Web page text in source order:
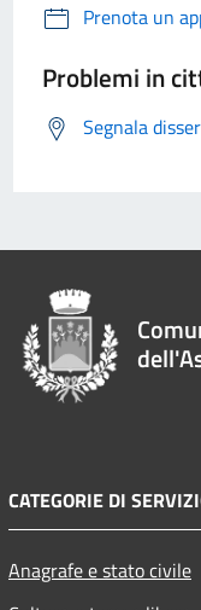
Prenota un
Problemi in
Segnala
CATEGORIE DI
Anagrafe e stato civile